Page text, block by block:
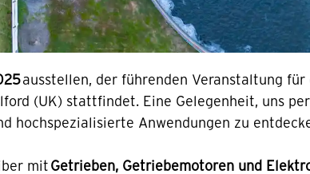
ausstellen, der führenden Veranstaltung für
(UK) stattfindet. Eine Gelegenheit, uns
hochspezialisierte Anwendungen zu
mit Getrieben, Getriebemotoren und